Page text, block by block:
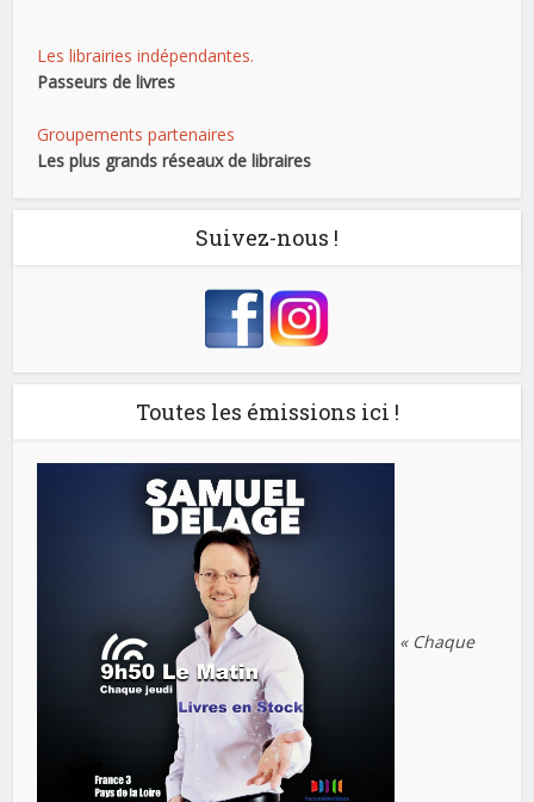
Les librairies indépendantes.
Passeurs de livres
Groupements partenaires
Les plus grands réseaux de libraires
Suivez-nous !
Toutes les émissions ici !
« Chaque